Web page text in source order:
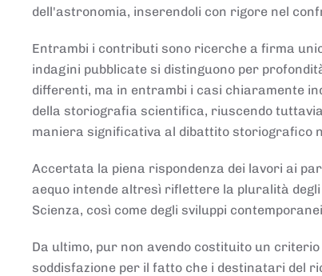
dell'astronomia, inserendoli con rigore nel
Entrambi i contributi sono ricerche a firma
indagini pubblicate si distinguono per
differenti, ma in entrambi i casi chiaramente
della storiografia scientifica, riuscendo
maniera significativa al dibattito storiografico
Accertata la piena rispondenza dei lavori ai
aequo intende altresì riflettere la pluralità
Scienza, così come degli sviluppi
Da ultimo, pur non avendo costituito un
soddisfazione per il fatto che i destinatari del